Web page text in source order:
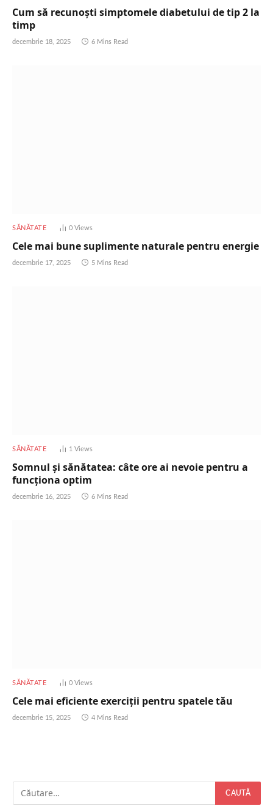
Cum să recunoști simptomele diabetului de tip 2 la
timp
decembrie 18, 2025 6 Mins Read
SĂNĂTATE 0Views
Cele mai bune suplimente naturale pentru energie
decembrie 17, 2025 5 Mins Read
SĂNĂTATE 1Views
Somnul și sănătatea: câte ore ai nevoie pentru a
funcționa optim
decembrie 16, 2025 6 Mins Read
SĂNĂTATE 0Views
Cele mai eficiente exerciții pentru spatele tău
decembrie 15, 2025 4 Mins Read